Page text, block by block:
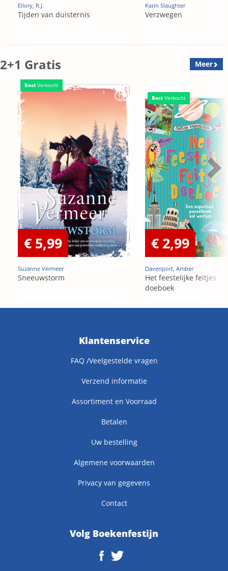
Ellory, R.J.
Tijden van duisternis
Karin Slaughter
Verzwegen
2+1 Gratis Meer
Best Verkocht
€ 5,99
Suzanne Vermeer
Sneeuwstorm
Best Verkocht
€ 2,99
Davenport, Amber
Het feestelijke feitjes
doeboek
Klantenservice
FAQ /Veelgestelde vragen
Verzend informatie
Assortiment en Voorraad
Betalen
Uw bestelling
Algemene voorwaarden
Privacy van gegevens
Contact
Volg Boekenfestijn